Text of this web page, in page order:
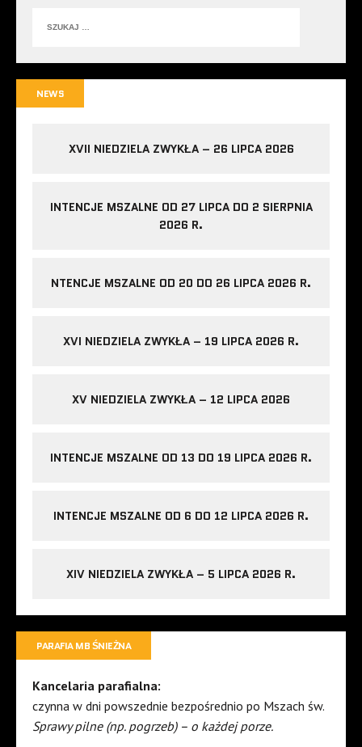
NEWS
XVII NIEDZIELA ZWYKŁA – 26 LIPCA 2026
INTENCJE MSZALNE OD 27 LIPCA DO 2 SIERPNIA
2026 R.
NTENCJE MSZALNE OD 20 DO 26 LIPCA 2026 R.
XVI NIEDZIELA ZWYKŁA – 19 LIPCA 2026 R.
XV NIEDZIELA ZWYKŁA – 12 LIPCA 2026
INTENCJE MSZALNE OD 13 DO 19 LIPCA 2026 R.
INTENCJE MSZALNE OD 6 DO 12 LIPCA 2026 R.
XIV NIEDZIELA ZWYKŁA – 5 LIPCA 2026 R.
PARAFIA MB ŚNIEŻNA
Kancelaria parafialna:
czynna w dni powszednie bezpośrednio po Mszach św.
Sprawy pilne (np. pogrzeb) – o każdej porze.